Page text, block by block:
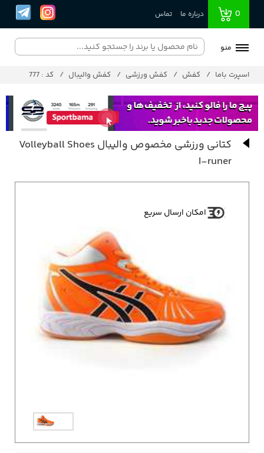
0 درباره ما تماس
منو
اسپرت باما کفش کفش ورزشی کفش والیبال کد : 777
کتانی ورزشی مخصوص والیبال Volleyball Shoes
I-runer
امکان ارسال سریع